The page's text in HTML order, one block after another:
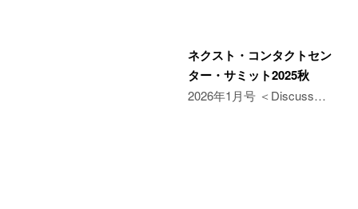
ネクスト・コンタクトセン
ター・サミット2025秋
2026年1月号 ＜Discuss…